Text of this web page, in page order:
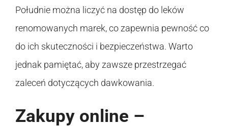
Południe można liczyć na dostęp do leków
renomowanych marek, co zapewnia pewność co
do ich skuteczności i bezpieczeństwa. Warto
jednak pamiętać, aby zawsze przestrzegać
zaleceń dotyczących dawkowania.
Zakupy online –